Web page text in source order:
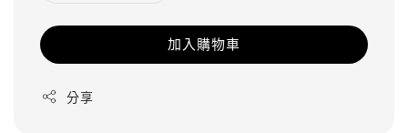
加入購物車
分享